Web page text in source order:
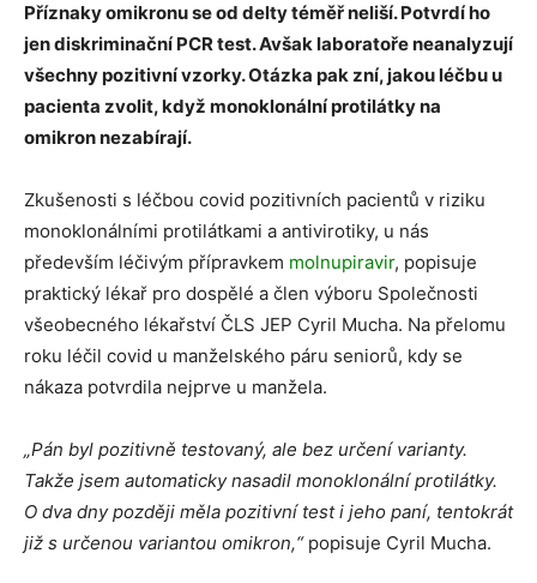
Příznaky omikronu se od delty téměř neliší. Potvrdí ho
jen diskriminační PCR test. Avšak laboratoře neanalyzují
všechny pozitivní vzorky. Otázka pak zní, jakou léčbu u
pacienta zvolit, když monoklonální protilátky na
omikron nezabírají.
Zkušenosti s léčbou covid pozitivních pacientů v riziku
monoklonálními protilátkami a antivirotiky, u nás
především léčivým přípravkem molnupiravir, popisuje
praktický lékař pro dospělé a člen výboru Společnosti
všeobecného lékařství ČLS JEP Cyril Mucha. Na přelomu
roku léčil covid u manželského páru seniorů, kdy se
nákaza potvrdila nejprve u manžela.
„Pán byl pozitivně testovaný, ale bez určení varianty.
Takže jsem automaticky nasadil monoklonální protilátky.
O dva dny později měla pozitivní test i jeho paní, tentokrát
již s určenou variantou omikron,“ popisuje Cyril Mucha.